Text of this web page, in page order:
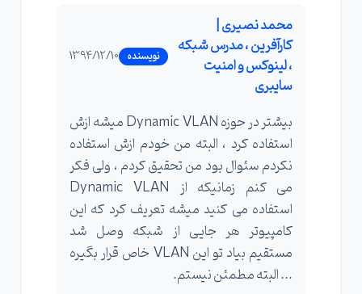
محمد نصیری |
کارآفرین ، مدرس شبکه
، لینوکس و امنیت
سایبری
نویسنده 1394/12/10
بیشتر در حوزه Dynamic VLAN میشه ازش
استفاده کرد ، البته من خودم ازش استفاده
نکردم سئوال بود من تحقیق کردم ، ولی فکر
می کنم زمانیکه از Dynamic VLAN
استفاده می کنید میشه تعریف کرد که این
کامپیوتر هر جایی از شبکه وصل شد
مستقیم بیاد تو این VLAN خاص قرار بگیره
... البته مطمئن نیستم.